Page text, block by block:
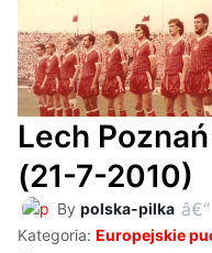
Lech
(21-7-2010)
By polska-pilka
Kategoria: Europejskie